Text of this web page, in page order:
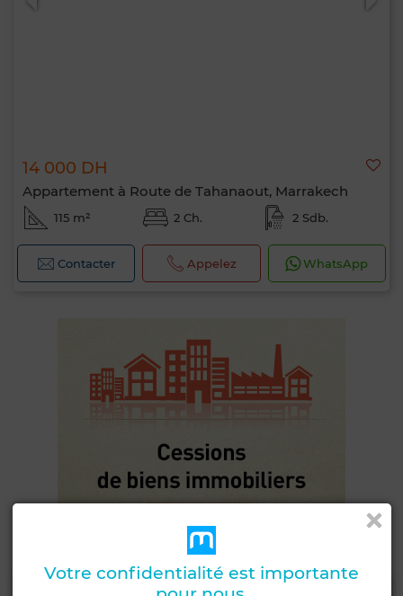
14 000 DH
Appartement à Route de Tahanaout, Marrakech
115 m² 2 Ch. 2 Sdb.
Contacter Appelez WhatsApp
Votre confidentialité est importante